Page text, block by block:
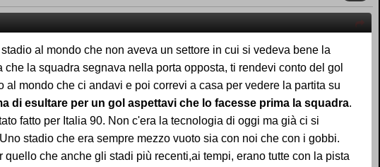
al mondo che non aveva un settore in cui si vedeva bene la
la squadra segnava nella porta opposta, ti rendevi conto del gol
mondo che ci andavi e poi correvi a casa per vedere la partita su
di esultare per un gol aspettavi che lo facesse prima la squadra.
fatto per Italia 90. Non c'era la tecnologia di oggi ma già ci si
stadio che era sempre mezzo vuoto sia con noi che con i gobbi.
che anche gli stadi più recenti,ai tempi, erano tutte con la pista